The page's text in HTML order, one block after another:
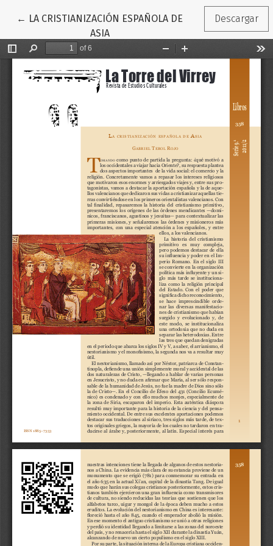
← Volver a los detalles del artículo
LA CRISTIANIZACIÓN ESPAÑOLA DE
ASIA
Descargar